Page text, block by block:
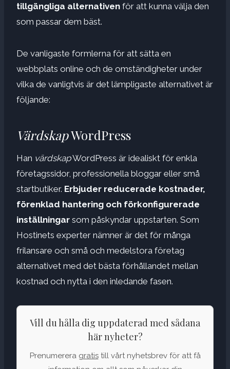
tillgängliga alternativen för att kunna välja den
som passar dem bäst.
De vanligaste formlerna för att sätta en
webbplats online och de omständigheter under
vilka de vanligtvis är det lämpligaste alternativet är
följande:
VärdskapWordPress
Han värdskapWordPress är idealiskt för enkla
företagssidor, professionella bloggar eller små
startbutiker. Erbjuder reducerade kostnader,
förenklad hantering och förkonfigurerade
inställningar som påskyndar uppstarten. Som
Hostinets experter nämner är det för många
frilansare och små och medelstora företag
alternativet med det bästa förhållandet mellan
kostnad och nytta i den inledande fasen.
Vill du hålla dig uppdaterad med sådana
här nyheter?
Prenumerera gratistill vårt nyhetsbrev för att få